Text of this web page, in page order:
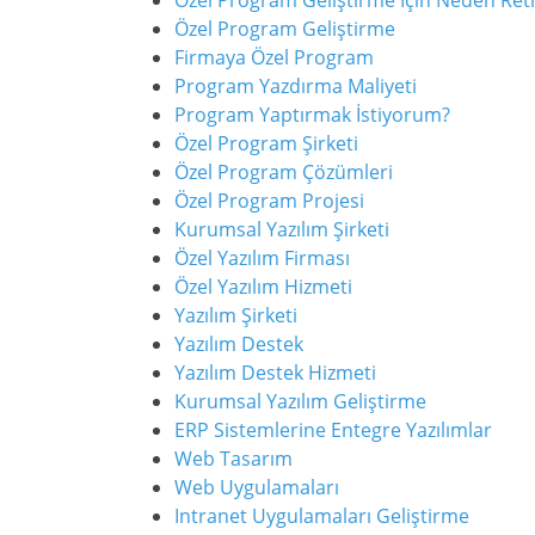
Özel Program Geliştirme
Firmaya Özel Program
Program Yazdırma Maliyeti
Program Yaptırmak İstiyorum?
Özel Program Şirketi
Özel Program Çözümleri
Özel Program Projesi
Kurumsal Yazılım Şirketi
Özel Yazılım Firması
Özel Yazılım Hizmeti
Yazılım Şirketi
Yazılım Destek
Yazılım Destek Hizmeti
Kurumsal Yazılım Geliştirme
ERP Sistemlerine Entegre Yazılımlar
Web Tasarım
Web Uygulamaları
Intranet Uygulamaları Geliştirme